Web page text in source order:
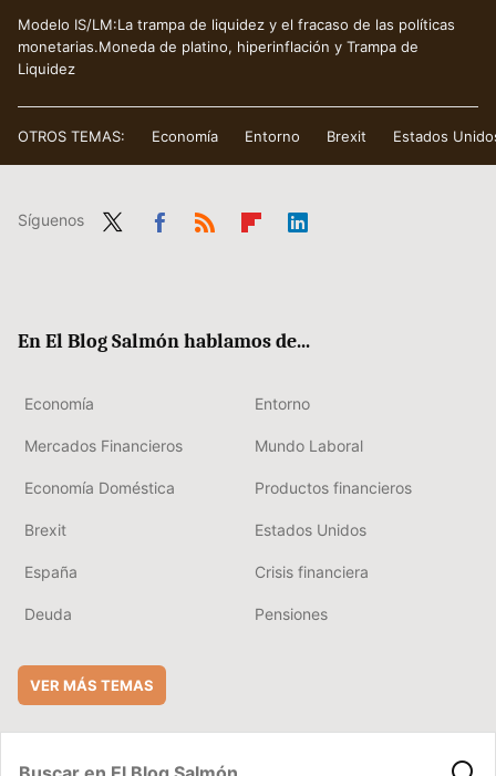
Modelo IS/LM:La trampa de liquidez y el fracaso de las políticas
monetarias.Moneda de platino, hiperinflación y Trampa de
Liquidez
OTROS TEMAS: Economía Entorno Brexit Estados
Síguenos
En El Blog Salmón hablamos de...
Economía Entorno
Mercados Financieros Mundo Laboral
Economía Doméstica Productos financieros
Brexit Estados Unidos
España Crisis financiera
Deuda Pensiones
VER MÁS TEMAS